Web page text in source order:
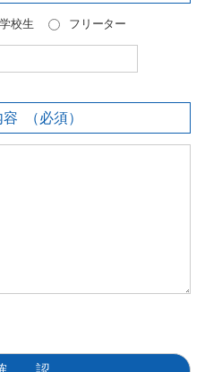
校生 フリーター
容 （必須）